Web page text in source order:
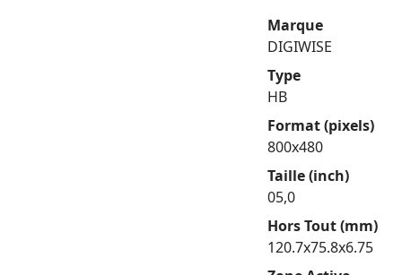
Marque
DIGIWISE
Type
HB
Format (pixels)
800x480
Taille (inch)
05,0
Hors Tout (mm)
120.7x75.8x6.75